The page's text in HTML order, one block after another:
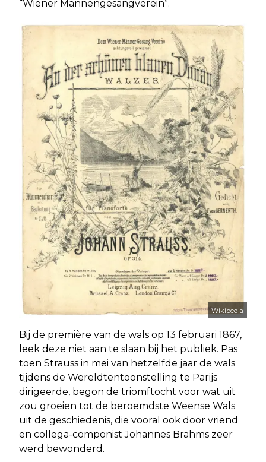
“Wiener Männengesangverein”.
Wikipedia
Bij de première van de wals op 13 februari 1867,
leek deze niet aan te slaan bij het publiek. Pas
toen Strauss in mei van hetzelfde jaar de wals
tijdens de Wereldtentoonstelling te Parijs
dirigeerde, begon de triomftocht voor wat uit
zou groeien tot de beroemdste Weense Wals
uit de geschiedenis, die vooral ook door vriend
en collega-componist Johannes Brahms zeer
werd bewonderd.